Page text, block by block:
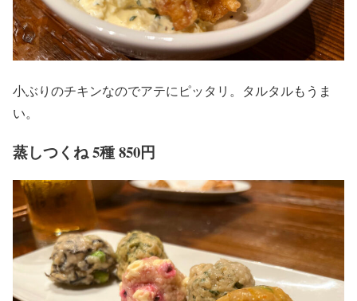
小ぶりのチキンなのでアテにピッタリ。タルタルもうま
い。
蒸しつくね 5種 850円